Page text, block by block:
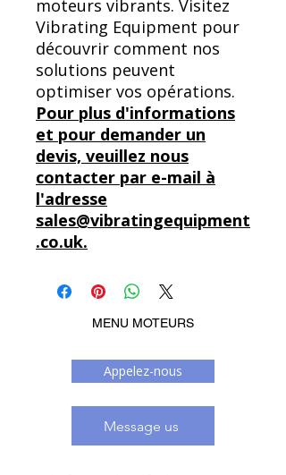
moteurs vibrants. Visitez
Vibrating Equipment pour
découvrir comment nos
solutions peuvent
optimiser vos opérations.
Pour plus d'informations
et pour demander un
devis, veuillez nous
contacter par e-mail à
l'adresse
sales@vibratingequipment
.co.uk.
MENU MOTEURS
Appelez-nous
Message us